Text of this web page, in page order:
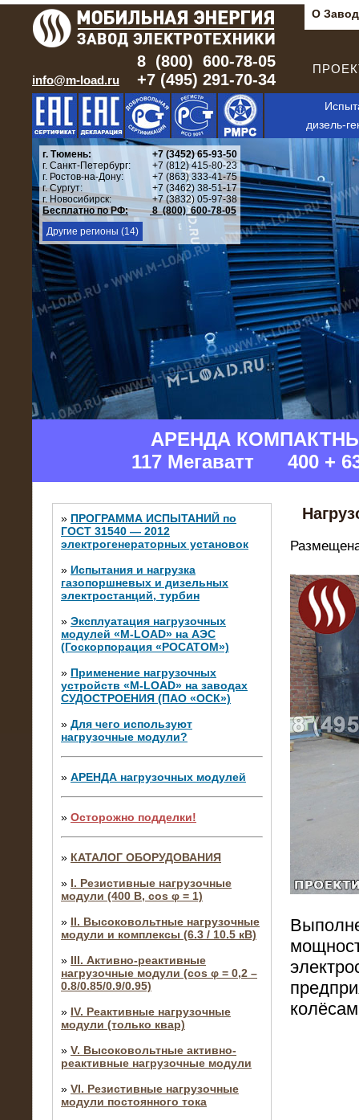
О
info@m-load.ru
8 (800) 600-78-05
+7 (495) 291-70-34
дизель-
г. Тюмень:
+7 (3452) 65-93-50
г. Санкт-Петербург:
+7 (812) 415-80-23
г. Ростов-на-Дону:
+7 (863) 333-41-75
г. Сургут:
+7 (3462) 38-51-17
г. Новосибирск:
+7 (3832) 05-97-38
Бесплатно по РФ:
8 (800) 600-78-05
Другие регионы (14)
АРЕНДА
117 Мегаватт 400 +
» ПРОГРАММА ИСПЫТАНИЙ по
ГОСТ 31540 — 2012
электрогенераторных установок
» Испытания и нагрузка
газопоршневых и дизельных
электростанций, турбин
» Эксплуатация нагрузочных
модулей «M-LOAD» на АЭС
(Госкорпорация «РОСАТОМ»)
» Применение нагрузочных
устройств «M-LOAD» на заводах
СУДОСТРОЕНИЯ (ПАО «ОСК»)
» Для чего используют
нагрузочные модули?
» АРЕНДА нагрузочных модулей
» Осторожно подделки!
» КАТАЛОГ ОБОРУДОВАНИЯ
» I. Резистивные нагрузочные
модули (400 В, cos φ = 1)
» II. Высоковольтные нагрузочные
модули и комплексы (6.3 / 10.5 кВ)
» III. Активно-реактивные
нагрузочные модули (cos φ = 0,2 –
0.8/0.85/0.9/0.95)
» IV. Реактивные нагрузочные
модули (только квар)
» V. Высоковольтные активно-
реактивные нагрузочные модули
» VI. Резистивные нагрузочные
модули постоянного тока